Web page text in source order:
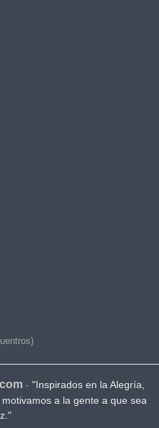
- "Inspirados en la Alegría,
a la gente a que sea